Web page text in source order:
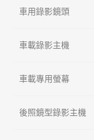
車用錄影鏡頭
車載錄影主機
車載專用螢幕
後照鏡型錄影主機